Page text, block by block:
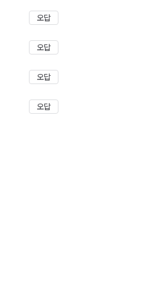
오답
오답
오답
오답